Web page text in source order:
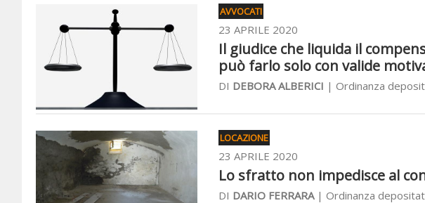
AVVOCATI
23 APRILE 2020
Il giudice che liquida il
può farlo solo con valide
DI DEBORA ALBERICI | Ordinanza
LOCAZIONE
23 APRILE 2020
Lo sfratto non impedisce al
DI DARIO FERRARA| Ordinanza